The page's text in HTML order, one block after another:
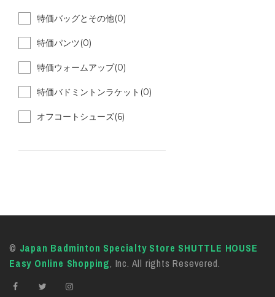
特価バッグとその他(0)
特価パンツ(0)
特価ウォームアップ(0)
特価バドミントンラケット(0)
オフコートシューズ(6)
© Japan Badminton Specialty Store SHUTTLE HOUSE
Easy Online Shopping, Inc. All rights Resevered.